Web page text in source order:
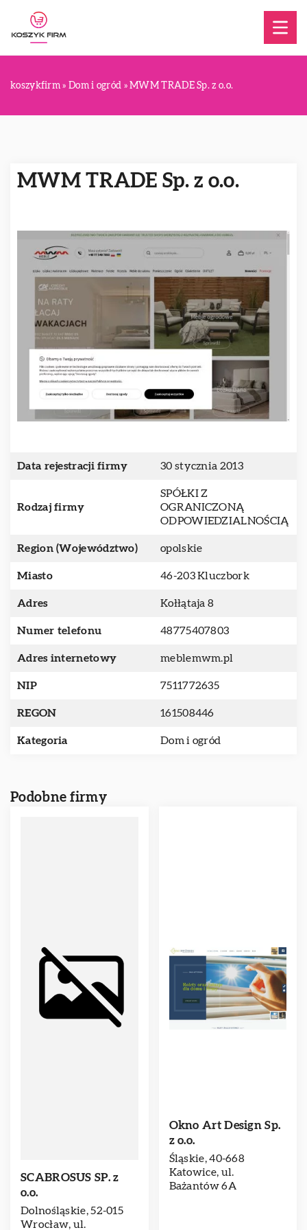
koszykfirm » Dom i ogród »MWM TRADE Sp. z o.o.
MWM TRADE Sp. z o.o.
Data rejestracji firmy 30 stycznia 2013
Rodzaj firmy
SPÓŁKI Z
OGRANICZONĄ
ODPOWIEDZIALNOŚCIĄ
Region (Województwo) opolskie
Miasto 46-203 Kluczbork
Adres Kołłątaja 8
Numer telefonu 48775407803
Adres internetowy meblemwm.pl
NIP 7511772635
REGON 161508446
Kategoria Dom i ogród
Podobne firmy
SCABROSUS SP. z
o.o.
Dolnośląskie, 52-015
Wrocław, ul.
Okno Art Design Sp.
z o.o.
Śląskie, 40-668
Katowice, ul.
Bażantów 6A